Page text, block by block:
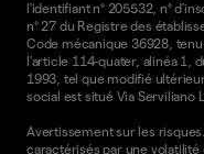
l'identifiant n° 205532, n°
n° 27 du Registre des
Code mécanique 36928,
l'article 114-quater, alinéa 1,
1993, tel que modifié
social est situé Via Serviliano
Avertissement sur les
caractérisés par une